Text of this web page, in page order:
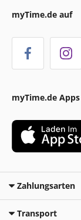
myTime.de auf
myTime.de Apps
Zahlungsarten
Transport